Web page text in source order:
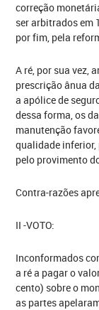
correção
ser arbitrados em
por fim, pela
A ré, por sua vez,
prescrição ânua
a apólice de
dessa forma, os
manutenção
qualidade inferior,
pelo provimento
Contra-razões
II -VOTO:
Inconformados
a ré a pagar o
cento) sobre o
as partes